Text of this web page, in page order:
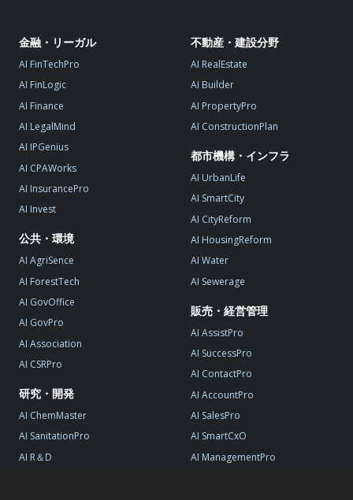
金融・リーガル
AI FinTechPro
AI FinLogic
AI Finance
AI LegalMind
AI IPGenius
AI CPAWorks
AI InsurancePro
AI Invest
公共・環境
AI AgriSence
AI ForestTech
AI GovOffice
AI GovPro
AI Association
AI CSRPro
研究・開発
AI ChemMaster
AI SanitationPro
AI R＆D
不動産・建設分野
AI RealEstate
AI Builder
AI PropertyPro
AI ConstructionPlan
都市機構・インフラ
AI UrbanLife
AI SmartCity
AI CityReform
AI HousingReform
AI Water
AI Sewerage
販売・経営管理
AI AssistPro
AI SuccessPro
AI ContactPro
AI AccountPro
AI SalesPro
AI SmartCxO
AI ManagementPro